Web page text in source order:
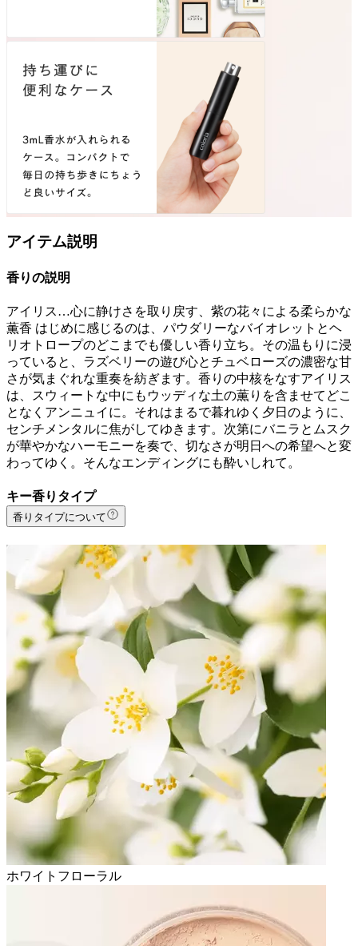
アイテム説明
香りの説明
アイリス…心に静けさを取り戻す、紫の花々による柔らかな
薫香 はじめに感じるのは、パウダリーなバイオレットとヘ
リオトロープのどこまでも優しい香り立ち。その温もりに浸
っていると、ラズベリーの遊び心とチュベローズの濃密な甘
さが気まぐれな重奏を紡ぎます。香りの中核をなすアイリス
は、スウィートな中にもウッディな土の薫りを含ませてどこ
となくアンニュイに。それはまるで暮れゆく夕日のように、
センチメンタルに焦がしてゆきます。次第にバニラとムスク
が華やかなハーモニーを奏で、切なさが明日への希望へと変
わってゆく。そんなエンディングにも酔いしれて。
キー香りタイプ
香りタイプについて
ホワイトフローラル